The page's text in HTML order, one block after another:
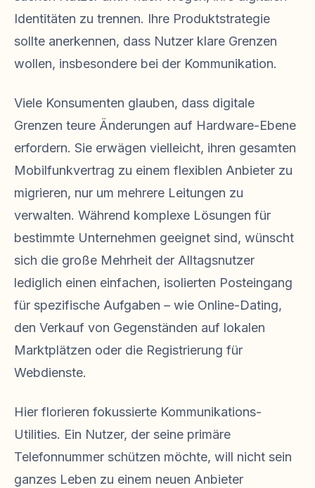
Identitäten zu trennen. Ihre Produktstrategie
sollte anerkennen, dass Nutzer klare Grenzen
wollen, insbesondere bei der Kommunikation.
Viele Konsumenten glauben, dass digitale
Grenzen teure Änderungen auf Hardware-Ebene
erfordern. Sie erwägen vielleicht, ihren gesamten
Mobilfunkvertrag zu einem flexiblen Anbieter zu
migrieren, nur um mehrere Leitungen zu
verwalten. Während komplexe Lösungen für
bestimmte Unternehmen geeignet sind, wünscht
sich die große Mehrheit der Alltagsnutzer
lediglich einen einfachen, isolierten Posteingang
für spezifische Aufgaben – wie Online-Dating,
den Verkauf von Gegenständen auf lokalen
Marktplätzen oder die Registrierung für
Webdienste.
Hier florieren fokussierte Kommunikations-
Utilities. Ein Nutzer, der seine primäre
Telefonnummer schützen möchte, will nicht sein
ganzes Leben zu einem neuen Anbieter